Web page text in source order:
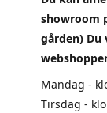
showroom
gården)
Mandag -
Tirsdag -